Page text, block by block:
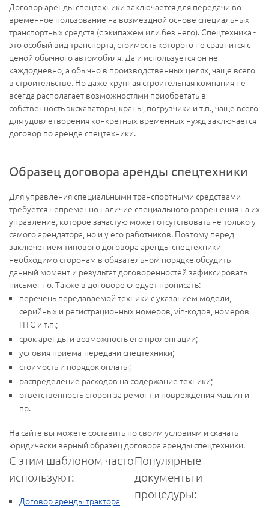
Договор аренды спецтехники заключается для передачи во
временное пользование на возмездной основе специальных
транспортных средств (с экипажем или без него). Спецтехника -
это особый вид транспорта, стоимость которого не сравнится с
ценой обычного автомобиля. Да и используется он не
каждодневно, а обычно в производственных целях, чаще всего
в строительстве. Но даже крупная строительная компания не
всегда располагает возможностями приобретать в
собственность экскаваторы, краны, погрузчики и т.п., чаще всего
для удовлетворения конкретных временных нужд заключается
договор по аренде спецтехники.
Образец договора аренды спецтехники
Для управления специальными транспортными средствами
требуется непременно наличие специального разрешения на их
управление, которое зачастую может отсутствовать не только у
самого арендатора, но и у его работников. Поэтому перед
заключением типового договора аренды спецтехники
необходимо сторонам в обязательном порядке обсудить
данный момент и результат договоренностей зафиксировать
письменно. Также в договоре следует прописать:
перечень передаваемой техники с указанием модели,
серийных и регистрационных номеров, vin-кодов, номеров
ПТС и т.п.;
срок аренды и возможность его пролонгации;
условия приема-передачи спецтехники;
стоимость и порядок оплаты;
распределение расходов на содержание техники;
ответственность сторон за ремонт и повреждения машин и
пр.
На сайте вы можете составить по своим условиям и скачать
юридически верный образец договора аренды спецтехники.
С этим шаблоном часто
используют:
Договор аренды трактора
Популярные
документы и
процедуры: